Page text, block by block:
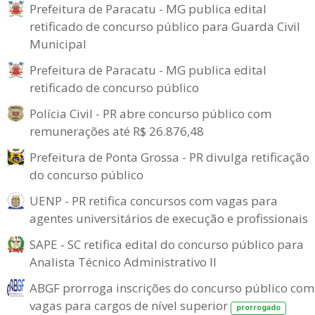
Prefeitura de Paracatu - MG publica edital
retificado de concurso público para Guarda Civil
Municipal
Prefeitura de Paracatu - MG publica edital
retificado de concurso público
Polícia Civil - PR abre concurso público com
remunerações até R$ 26.876,48
Prefeitura de Ponta Grossa - PR divulga retificação
do concurso público
UENP - PR retifica concursos com vagas para
agentes universitários de execução e profissionais
SAPE - SC retifica edital do concurso público para
Analista Técnico Administrativo II
ABGF prorroga inscrições do concurso público com
vagas para cargos de nível superior
prorrogado